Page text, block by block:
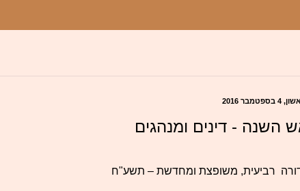
2016
השנה - דינים ומנהגים
רביעית, משופצת ומחדשת – תשע"ח